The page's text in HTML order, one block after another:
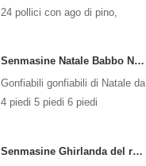
24 pollici con ago di pino,
Senmasine Natale Babbo Natale Gonfiabile Gonfiabile Gonfiabili di Natale Decorazione Vacanza Inverno Interno Esterno
Gonfiabili gonfiabili di Natale da
4 piedi 5 piedi 6 piedi
Senmasine Ghirlanda del raccolto autunnale del Ringraziamento da 24 pollici con cartello di saluto Foglie del raccolto autunnale Girasole con fiocco a forma di zucca